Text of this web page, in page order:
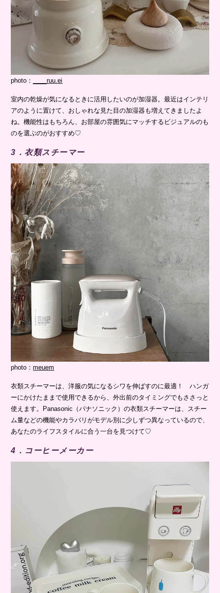
photo： ____ruu.ei
室内の乾燥が気になるときに活用したいのが加湿器。最近はインテリ
アのように置けて、おしゃれな見た目の加湿器も増えてきましたよ
ね。機能性はもちろん、お部屋の雰囲気にマッチするビジュアルのも
のを選ぶのがおすすめ♡
3．衣類スチーマー
photo：meuem
衣類スチーマーは、洋服の気になるシワを伸ばすのに最適！ ハンガ
ーにかけたままで使用できるから、外出前のタイミングでもささっと
使えます。Panasonic（パナソニック）の衣類スチーマーは、スチー
ム量などの機能やカラバリがモデル別に少しずつ異なっているので、
あなたのライフスタイルに合う一台を見つけて♡
4．コーヒーメーカー